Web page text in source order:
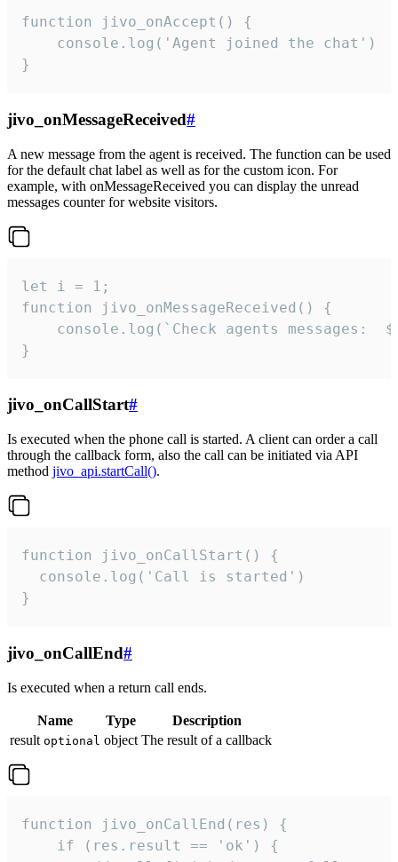
function jivo_onAccept() {
}
jivo_onMessageReceived#
A new message from the agent is received. The function can be used
for the default chat label as well as for the custom icon. For
example, with onMessageReceived you can display the unread
messages counter for website visitors.
let i = 1;
function jivo_onMessageReceived() {
}
jivo_onCallStart#
Is executed when the phone call is started. A client can order a call
through the callback form, also the call can be initiated via API
method jivo_api.startCall().
function jivo_onCallStart() {
  console.log('Call is started')
}
jivo_onCallEnd#
Is executed when a return call ends.
Name Type
Description
result optional object The result of a callback
function jivo_onCallEnd(res) {
    if (res.result == 'ok') {